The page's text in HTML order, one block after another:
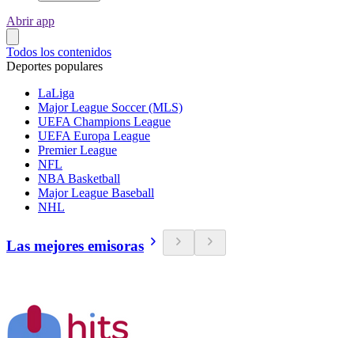
Abrir app
Todos los contenidos
Deportes populares
LaLiga
Major League Soccer (MLS)
UEFA Champions League
UEFA Europa League
Premier League
NFL
NBA Basketball
Major League Baseball
NHL
Las mejores emisoras